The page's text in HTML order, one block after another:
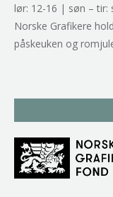
lør: 12-16 | søn – tir:
Norske Grafikere
påskeuken og